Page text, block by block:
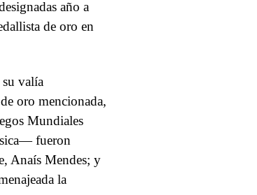
año a
de oro en
valía
oro mencionada,
Mundiales
fueron
Anaís Mendes; y
la